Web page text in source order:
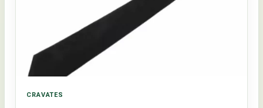
CRAVATES